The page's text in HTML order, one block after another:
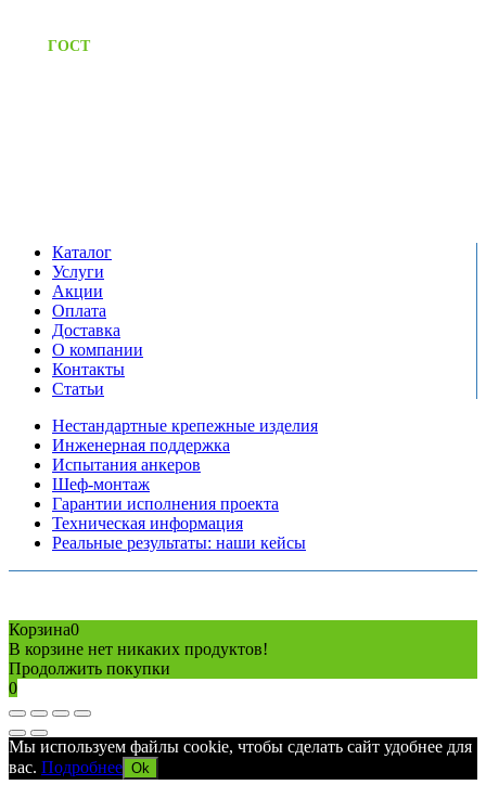
ГОСТПредоставляем паспорт
Каталог
Услуги
Акции
Оплата
Доставка
О компании
Контакты
Статьи
Нестандартные крепежные изделия
Инженерная поддержка
Испытания анкеров
Шеф-монтаж
Гарантии исполнения проекта
Техническая информация
Реальные результаты: наши кейсы
Корзина0
В корзине нет никаких продуктов!
Продолжить покупки
0
Мы используем файлы cookie, чтобы сделать сайт удобнее для
вас. Подробнее Ok